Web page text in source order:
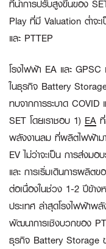
ที่นำการปรับสูงขึ้นของ
Play ที่มี Valuation ต่ำจ
และ PTTEP
โรงไฟฟ้า EA และ
ในธุรกิจ Battery
ทบจากการระบาด
SET โดยเราชอบ 1) EA
พลังงานลม ที่ผลิตไฟฟ้าม
EV ไม่ว่าจะเป็น การส่งม
และ การเริ่มเดินการผลิต
ต่อเนื่องในช่วง 1-2 ปีข้าง
ประเทศ ล่าสุดโรงไฟฟ้าพ
พัฒนาการเชิงบวกของ
ธุรกิจ Battery Storage